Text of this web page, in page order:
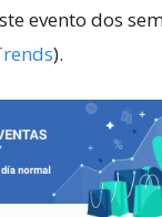
evento dos
).